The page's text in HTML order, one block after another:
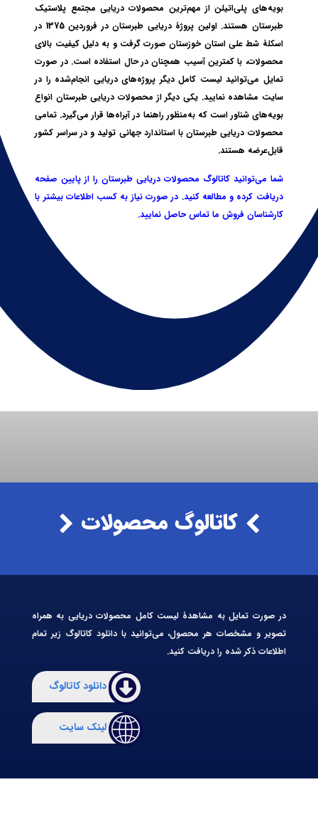
بویه‌های پلی‌اتیلن از مهم‌ترین محصولات دریایی مجتمع پلاستیک
طبرستان هستند. اولین پروژۀ دریایی طبرستان در فروردین 1375 در
اسکلۀ شط علی استان خوزستان صورت گرفت و به دلیل کیفیت بالای
محصولات، با کمترین آسیب همچنان در حال استفاده است. در صورت
تمایل می‌توانید لیست کامل دیگر پروژه‌های دریایی انجام‌شده را در
سایت ‌مشاهده نمایید. یکی دیگر از محصولات دریایی طبرستان انواع
بویه‌های شناور است که به‌منظور راهنما در آبراه‌ها قرار می‌گیرد. تمامی
محصولات دریایی طبرستان با استاندارد جهانی تولید و در سراسر کشور
قابل‌عرضه هستند.
شما می‌توانید کاتالوگ محصولات دریایی طبرستان را از پایین صفحه
دریافت کرده و مطالعه کنید. در صورت نیاز به کسب اطلاعات بیشتر با
کارشناسان فروش ما تماس حاصل نمایید.
کاتالوگ محصولات
در صورت تمایل به مشاهدۀ لیست کامل محصولات دریایی به همراه
تصویر و مشخصات هر محصول، می‌توانید با دانلود کاتالوگ زیر تمام
اطلاعات ذکر شده را دریافت کنید.
دانلود کاتالوگ
لینک سایت